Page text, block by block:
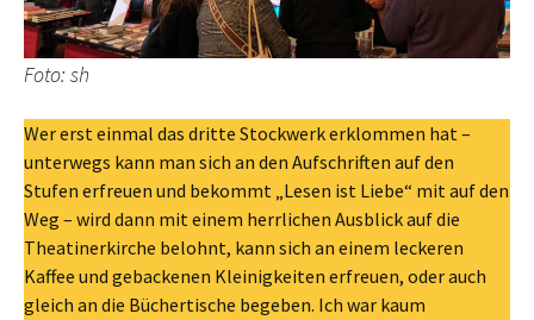
Foto: sh
Wer erst einmal das dritte Stockwerk erklommen hat –
unterwegs kann man sich an den Aufschriften auf den
Stufen erfreuen und bekommt „Lesen ist Liebe“ mit auf den
Weg – wird dann mit einem herrlichen Ausblick auf die
Theatinerkirche belohnt, kann sich an einem leckeren
Kaffee und gebackenen Kleinigkeiten erfreuen, oder auch
gleich an die Büchertische begeben. Ich war kaum